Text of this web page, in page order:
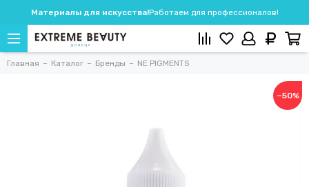
Материалы для искусства!Работаем для профессионалов!
Главная Каталог Бренды NE PIGMENTS
−50%